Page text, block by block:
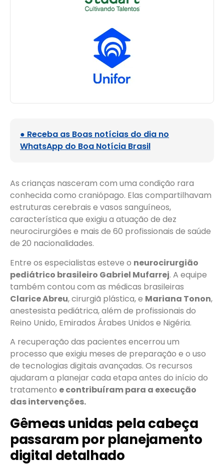
● Receba as Boas notícias do dia no
WhatsApp do Boa Notícia Brasil
As crianças nasceram com uma condição rara
conhecida como craniópago. Elas compartilhavam
estruturas cerebrais e vasos sanguíneos,
característica que exigiu a atuação de dez
neurocirurgiões e mais de 60 profissionais de saúde
de 20 nacionalidades.
Entre os especialistas esteve o neurocirurgião
pediátrico brasileiro Gabriel Mufarrej. A equipe
também contou com as médicas brasileiras
Clarice Abreu, cirurgiã plástica, e Mariana Tonon,
anestesista pediátrica, além de profissionais do
Reino Unido, Emirados Árabes Unidos e Nigéria.
A recuperação das pacientes encerrou um
processo que exigiu meses de preparação e o uso
de tecnologias digitais avançadas. Os recursos
ajudaram a planejar cada etapa antes do início do
tratamento e contribuíram para a execução
das intervenções.
Gêmeas unidas pela cabeça
passaram por planejamento
digital detalhado